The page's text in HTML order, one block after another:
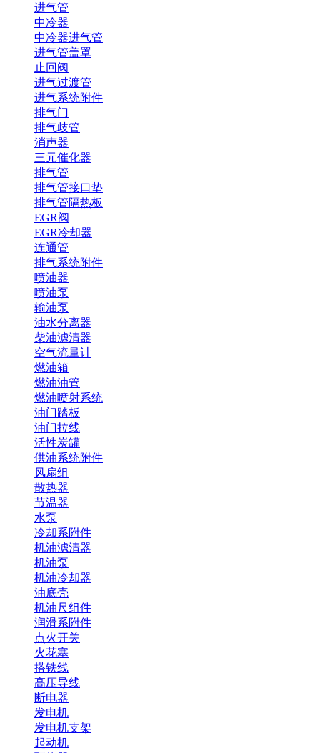
进气管
中冷器
中冷器进气管
进气管盖罩
止回阀
进气过渡管
进气系统附件
排气门
排气歧管
消声器
三元催化器
排气管
排气管接口垫
排气管隔热板
EGR阀
EGR冷却器
连通管
排气系统附件
喷油器
喷油泵
输油泵
油水分离器
柴油滤清器
空气流量计
燃油箱
燃油油管
燃油喷射系统
油门踏板
油门拉线
活性炭罐
供油系统附件
风扇组
散热器
节温器
水泵
冷却系附件
机油滤清器
机油泵
机油冷却器
油底壳
机油尺组件
润滑系附件
点火开关
火花塞
搭铁线
高压导线
断电器
发电机
发电机支架
起动机